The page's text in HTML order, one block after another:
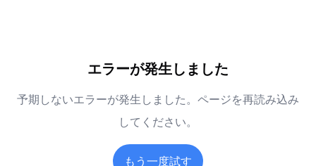
エラーが発生しました
予期しないエラーが発生しました。ページを再読み込み
してください。
もう一度試す